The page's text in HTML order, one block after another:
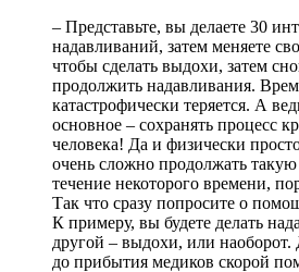
– Представьте, вы делаете 30
надавливаний, затем меняете
чтобы сделать выдохи, затем
продолжить надавливания.
катастрофически теряется. А
основное – сохранять процесс
человека! Да и физически
очень сложно продолжать
течение некоторого времени,
Так что сразу попросите о
К примеру, вы будете делать
другой – выдохи, или наоборот.
до прибытия медиков скорой